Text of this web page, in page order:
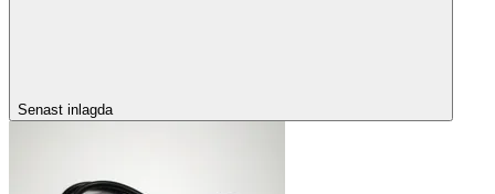
Senast inlagda